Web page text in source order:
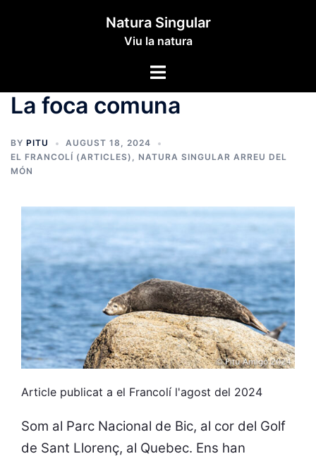
Natura Singular
Viu la natura
Toggle
La foca comuna
BY PITU
AUGUST 18, 2024
EL FRANCOLÍ (ARTICLES) , NATURA SINGULAR ARREU DEL
MÓN
Article publicat a el Francolí l'agost del 2024
Som al Parc Nacional de Bic, al cor del Golf
de Sant Llorenç, al Quebec. Ens han